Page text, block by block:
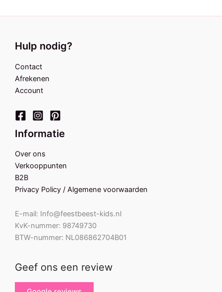
Hulp nodig?
Contact
Afrekenen
Account
Informatie
Over ons
Verkooppunten
B2B
Privacy Policy / Algemene voorwaarden
E-mail: Info@feestbeest-kids.nl
KvK-nummer: 98749730
BTW-nummer: NL086862704B01
Geef ons een review